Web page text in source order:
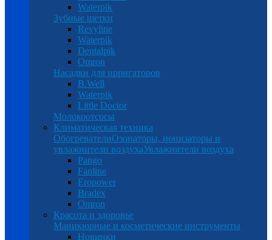
Waterpik
Зубные щетки
Revyline
Waterpik
Dentalpik
Omron
Насадки для ирригаторов
B.Well
Waterpik
Little Doctor
Молокоотсосы
Климатическая техника
ОбогревателиОзонаторы, ионизаторы и
увлажнители воздухаУвлажнители воздуха
Pango
Fanline
Eropower
Bradex
Omron
Красота и здоровье
Маникюрные и косметические инструменты
Новинки